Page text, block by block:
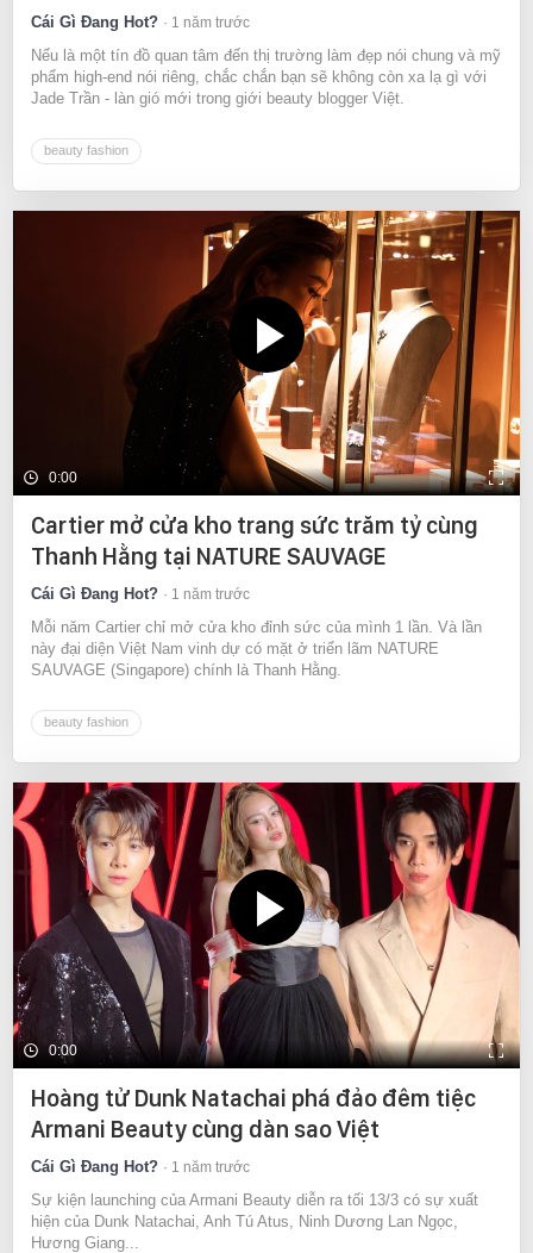
Cái Gì Đang Hot? 1 năm trước
Nếu là một tín đồ quan tâm đến thị trường làm đẹp nói chung và mỹ
phẩm high-end nói riêng, chắc chắn bạn sẽ không còn xa lạ gì với
Jade Trần - làn gió mới trong giới beauty blogger Việt.
beauty fashion
0:00
Cartier mở cửa kho trang sức trăm tỷ cùng
Thanh Hằng tại NATURE SAUVAGE
Cái Gì Đang Hot? 1 năm trước
Mỗi năm Cartier chỉ mở cửa kho đỉnh sức của mình 1 lần. Và lần
này đại diện Việt Nam vinh dự có mặt ở triển lãm NATURE
SAUVAGE (Singapore) chính là Thanh Hằng.
beauty fashion
0:00
Hoàng tử Dunk Natachai phá đảo đêm tiệc
Armani Beauty cùng dàn sao Việt
Cái Gì Đang Hot? 1 năm trước
Sự kiện launching của Armani Beauty diễn ra tối 13/3 có sự xuất
hiện của Dunk Natachai, Anh Tú Atus, Ninh Dương Lan Ngọc,
Hương Giang...